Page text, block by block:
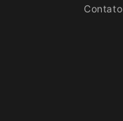
Contato